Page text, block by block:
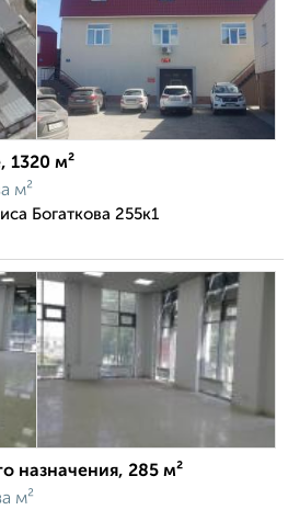
1320 м²
м²
Богаткова 255к1
назначения, 285 м²
м²